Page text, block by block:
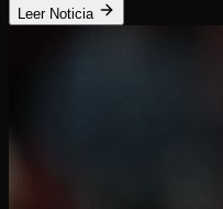
Leer Noticia